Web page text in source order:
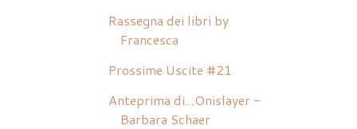
Rassegna dei libri by
Francesca
Prossime Uscite #21
Anteprima di...Onislayer -
Barbara Schaer